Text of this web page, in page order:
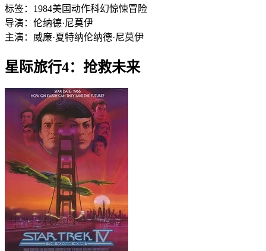
标签： 1984美国动作科幻惊悚冒险
导演： 伦纳德·尼莫伊
主演： 威廉·夏特纳伦纳德·尼莫伊
星际旅行4：抢救未来